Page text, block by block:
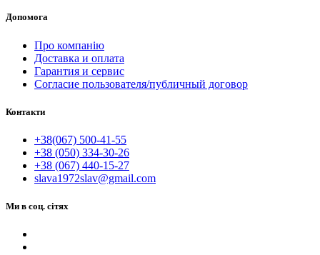
Допомога
Про компанію
Доставка и оплата
Гарантия и сервис
Согласие пользователя/публичный договор
Контакти
+38(067) 500-41-55
+38 (050) 334-30-26
+38 (067) 440-15-27
slava1972slav@gmail.com
Ми в соц. сітях